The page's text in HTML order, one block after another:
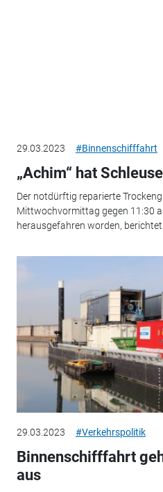
29.03.2023 #Binnenschifffahrt
„Achim“ hat
Der notdürftig reparierte
Mittwochvormittag gegen 11:30
herausgefahren worden,
29.03.2023 #Verkehrspolitik
Binnenschifffahrt
aus